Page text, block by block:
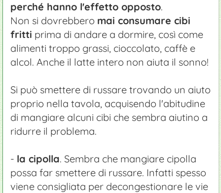
perché hanno l'effetto opposto.
Non si dovrebbero mai consumare cibi
fritti prima di andare a dormire, così come
alimenti troppo grassi, cioccolato, caffè e
alcol. Anche il latte intero non aiuta il sonno!
Si può smettere di russare trovando un aiuto
proprio nella tavola, acquisendo l'abitudine
di mangiare alcuni cibi che sembra aiutino a
ridurre il problema.
- la cipolla. Sembra che mangiare cipolla
possa far smettere di russare. Infatti spesso
viene consigliata per decongestionare le vie